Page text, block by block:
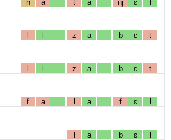
n a t a nj ɛ l
l i z a b ɛ t
l i z a b ɛ t
f a l a f ɛ l
l a b ɛ l